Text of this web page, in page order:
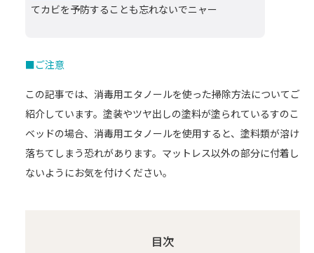
てカビを予防することも忘れないでニャー
■ご注意
この記事では、消毒用エタノールを使った掃除方法についてご
紹介しています。塗装やツヤ出しの塗料が塗られているすのこ
ベッドの場合、消毒用エタノールを使用すると、塗料類が溶け
落ちてしまう恐れがあります。マットレス以外の部分に付着し
ないようにお気を付けください。
目次